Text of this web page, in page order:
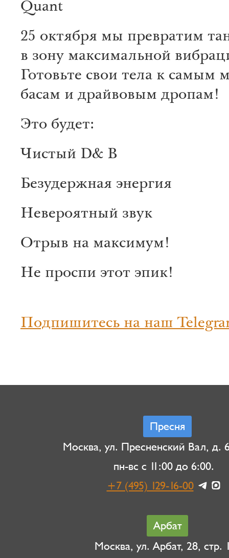
Quant
25 октября мы превратим
в зону максимальной
Готовьте свои тела к
басам и драйвовым дропам!
Это будет:
Чистый D& B
Безудержная энергия
Невероятный звук
Отрыв на максимум!
Не проспи этот эпик!
Подпишитесь на наш
Пресня
Москва, ул. Пресненский Вал, д.
пн-вс с 11:00 до 6:00.
+7 (495) 129-16-00
Арбат
Москва, ул. Арбат, 28, стр.